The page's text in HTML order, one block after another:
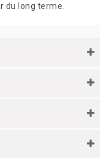
du long terme.